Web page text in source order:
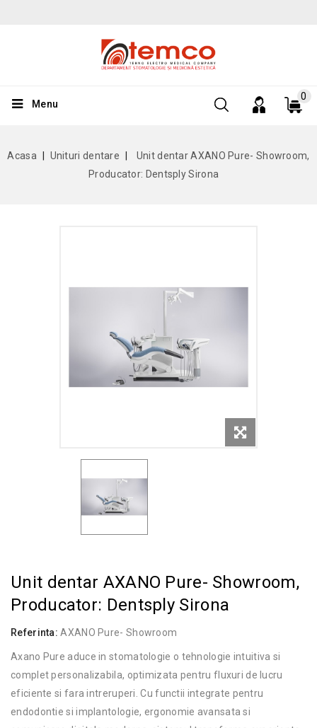
0
Menu
Acasa Unituri dentare
Unit dentar AXANO Pure- Showroom,
Producator: Dentsply Sirona
Unit dentar AXANO Pure- Showroom,
Producator: Dentsply Sirona
Referinta: AXANO Pure- Showroom
Axano Pure aduce in stomatologie o tehnologie intuitiva si
complet personalizabila, optimizata pentru fluxuri de lucru
eficiente si fara intreruperi. Cu functii integrate pentru
endodontie si implantologie, ergonomie avansata si